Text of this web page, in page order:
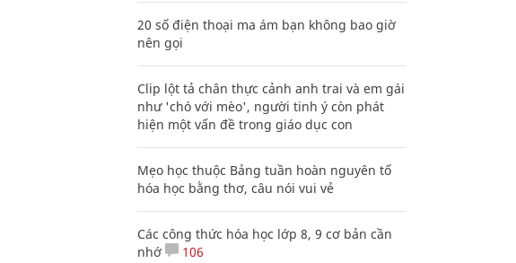
20 số điện thoại ma ám bạn không bao giờ
nên gọi
Clip lột tả chân thực cảnh anh trai và em gái
như 'chó với mèo', người tinh ý còn phát
hiện một vấn đề trong giáo dục con
Mẹo học thuộc Bảng tuần hoàn nguyên tố
hóa học bằng thơ, câu nói vui vẻ
Các công thức hóa học lớp 8, 9 cơ bản cần
nhớ
106